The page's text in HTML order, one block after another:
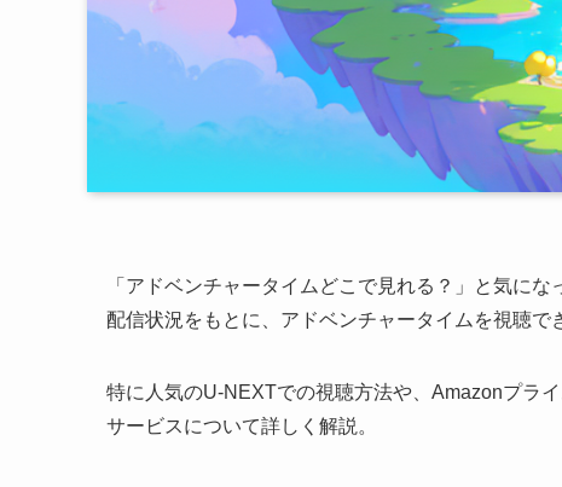
「アドベンチャータイムどこで見れる？」と気に
配信状況をもとに、アドベンチャータイムを視聴で
特に人気のU-NEXTでの視聴方法や、Amazonプラ
サービスについて詳しく解説。